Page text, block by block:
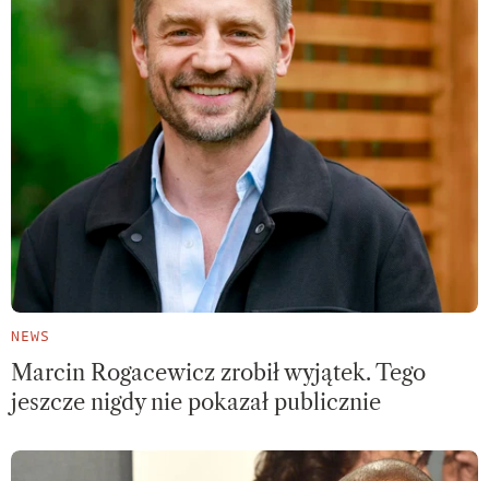
NEWS
Marcin Rogacewicz zrobił wyjątek. Tego
jeszcze nigdy nie pokazał publicznie